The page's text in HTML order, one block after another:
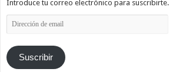
Introduce tu correo electrónico para suscribirte.
Dirección
de
Suscribir